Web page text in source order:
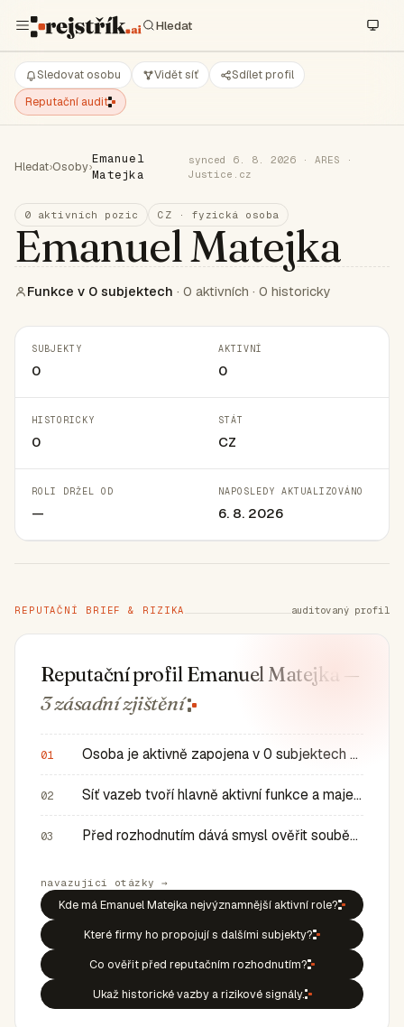
Sledovat osobu Vidět síť
Sdílet profil
Reputační audit
Hledat›Osoby›
Emanuel
Matejka
synced 6. 8. 2026 · ARES ·
Justice.cz
0 aktivních pozic CZ · fyzická osoba
Emanuel Matejka
Funkce v 0 subjektech · 0 aktivních · 0 historicky
SUBJEKTY
0
AKTIVNÍ
0
HISTORICKY
0
STÁT
CZ
ROLI DRŽEL OD
—
NAPOSLEDY AKTUALIZOVÁNO
6. 8. 2026
REPUTAČNÍ BRIEF & RIZIKA auditovaný profil
Reputační profil Emanuel Matejka
—
3 zásadnízjištění
01 Osoba je aktivně zapojena v 0 subjektech a má 0 historic…
02 Síť vazeb tvoří hlavně aktivní funkce a majetkové role v…
03 Před rozhodnutím dává smysl ověřit souběh rolí, historic…
navazující otázky →
Kde má Emanuel Matejka nejvýznamnější aktivní role?
Které firmy ho propojují s dalšími subjekty?
Co ověřit před reputačním rozhodnutím?
Ukaž historické vazby a rizikové signály.